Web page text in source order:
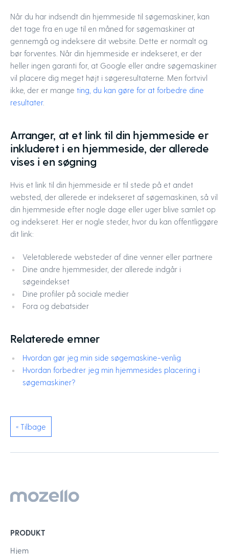
Når du har indsendt din hjemmeside til søgemaskiner, kan
det tage fra en uge til en måned for søgemaskiner at
gennemgå og indeksere dit website. Dette er normalt og
bør forventes. Når din hjemmeside er indekseret, er der
heller ingen garanti for, at Google eller andre søgemaskiner
vil placere dig meget højt i søgeresultaterne. Men fortvivl
ikke, der er mange ting, du kan gøre for at forbedre dine
resultater.
Arranger, at et link til din hjemmeside er
inkluderet i en hjemmeside, der allerede
vises i en søgning
Hvis et link til din hjemmeside er til stede på et andet
websted, der allerede er indekseret af søgemaskinen, så vil
din hjemmeside efter nogle dage eller uger blive samlet op
og indekseret. Her er nogle steder, hvor du kan offentliggøre
dit link:
Veletablerede websteder af dine venner eller partnere
Dine andre hjemmesider, der allerede indgår i
søgeindekset
Dine profiler på sociale medier
Fora og debatsider
Relaterede emner
Hvordan gør jeg min side søgemaskine-venlig
Hvordan forbedrer jeg min hjemmesides placering i
søgemaskiner?
« Tilbage
PRODUKT
Hjem